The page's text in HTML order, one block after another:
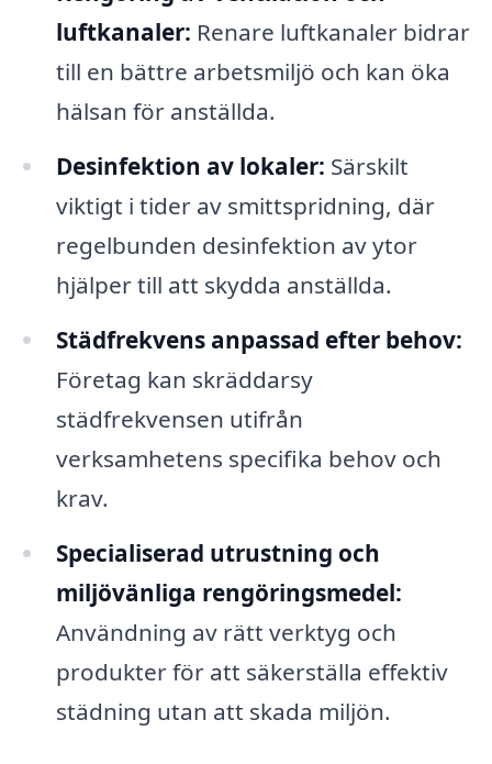
luftkanaler: Renare luftkanaler bidrar
till en bättre arbetsmiljö och kan öka
hälsan för anställda.
Desinfektion av lokaler: Särskilt
viktigt i tider av smittspridning, där
regelbunden desinfektion av ytor
hjälper till att skydda anställda.
Städfrekvens anpassad efter behov:
Företag kan skräddarsy
städfrekvensen utifrån
verksamhetens specifika behov och
krav.
Specialiserad utrustning och
miljövänliga rengöringsmedel:
Användning av rätt verktyg och
produkter för att säkerställa effektiv
städning utan att skada miljön.